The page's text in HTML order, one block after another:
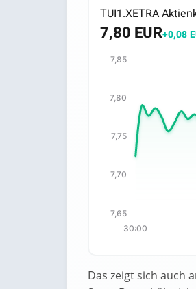
TUI1.XETRA
7,80 EUR+0,08
Chart with 64 data
The chart has 1 X
The chart has 1
30:00
7,65
7,70
7,75
7,80
7,85
Das zeigt sich auch